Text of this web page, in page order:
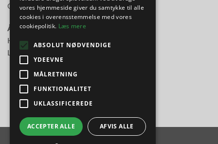
Cvr-nr: 89613817
Åbningstider:
Hverdage kl. 10.00-17.30
Lørdag kl. 10.00-14.00
vores hjemmeside giver du samtykke til alle
cookies i overensstemmelse med vores
cookiepolitik. Læs mere
ABSOLUT NØDVENDIGE
YDEEVNE
MÅLRETNING
FUNKTIONALITET
UKLASSIFICEREDE
ACCEPTER ALLE AFVIS ALLE